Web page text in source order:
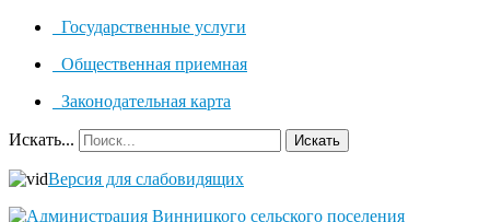
Государственные услуги
Общественная приемная
Законодательная карта
Искать... Искать
Версия для слабовидящих